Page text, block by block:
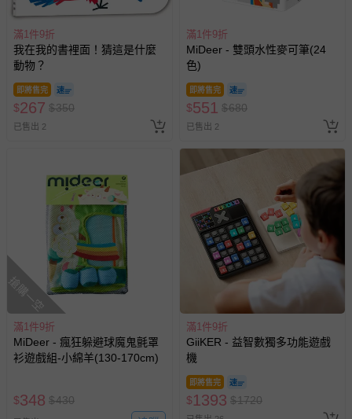
滿1件9折
我在我的書裡面！猜這是什麼
動物？
即將售完
$267 $350
已售出 2
滿1件9折
MiDeer - 雙頭水性麥可筆(24
色)
即將售完
$551 $680
已售出 2
搶購一空
滿1件9折
MiDeer - 瘋狂躲避球魔鬼氈罩
衫遊戲組-小綿羊(130-170cm)
$348 $430
滿1件9折
GiiKER - 益智數獨多功能遊戲
機
即將售完
$1393 $1720